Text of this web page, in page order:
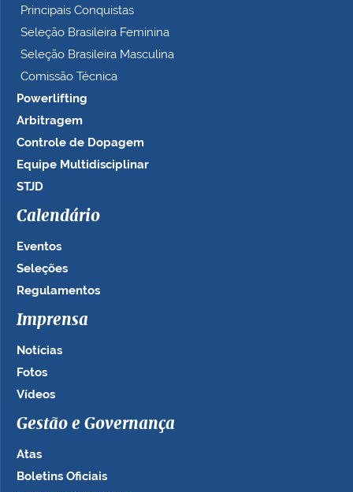
Principais Conquistas
Seleção Brasileira Feminina
Seleção Brasileira Masculina
Comissão Técnica
Powerlifting
Arbitragem
Controle de Dopagem
Equipe Multidisciplinar
STJD
Calendário
Eventos
Seleções
Regulamentos
Imprensa
Notícias
Fotos
Vídeos
Gestão e Governança
Atas
Boletins Oficiais